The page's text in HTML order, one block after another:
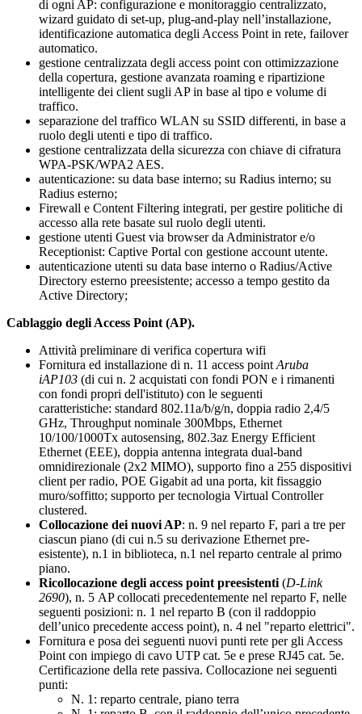
di ogni AP: configurazione e monitoraggio centralizzato,
wizard guidato di set-up, plug-and-play nell’installazione,
identificazione automatica degli Access Point in rete, failover
automatico.
gestione centralizzata degli access point con ottimizzazione
della copertura, gestione avanzata roaming e ripartizione
intelligente dei client sugli AP in base al tipo e volume di
traffico.
separazione del traffico WLAN su SSID differenti, in base a
ruolo degli utenti e tipo di traffico.
gestione centralizzata della sicurezza con chiave di cifratura
WPA-PSK/WPA2 AES.
autenticazione: su data base interno; su Radius interno; su
Radius esterno;
Firewall e Content Filtering integrati, per gestire politiche di
accesso alla rete basate sul ruolo degli utenti.
gestione utenti Guest via browser da Administrator e/o
Receptionist: Captive Portal con gestione account utente.
autenticazione utenti su data base interno o Radius/Active
Directory esterno preesistente; accesso a tempo gestito da
Active Directory;
Cablaggio degli Access Point (AP).
Attività preliminare di verifica copertura wifi
Fornitura ed installazione di n. 11 access pointAruba
iAP103 (di cui n. 2 acquistati con fondi PON e i rimanenti
con fondi propri dell'istituto) con le seguenti
caratteristiche: standard 802.11a/b/g/n, doppia radio 2,4/5
GHz, Throughput nominale 300Mbps, Ethernet
10/100/1000Tx autosensing, 802.3az Energy Efficient
Ethernet (EEE), doppia antenna integrata dual-band
omnidirezionale (2x2 MIMO), supporto fino a 255 dispositivi
client per radio, POE Gigabit ad una porta, kit fissaggio
muro/soffitto; supporto per tecnologia Virtual Controller
clustered.
Collocazione dei nuovi AP: n. 9 nel reparto F, pari a tre per
ciascun piano (di cui n.5 su derivazione Ethernet pre-
esistente), n.1 in biblioteca, n.1 nel reparto centrale al primo
piano.
Ricollocazione degli access point preesistenti(D-Link
2690), n. 5 AP collocati precedentemente nel reparto F, nelle
seguenti posizioni: n. 1 nel reparto B (con il raddoppio
dell’unico precedente access point), n. 4 nel "reparto elettrici".
Fornitura e posa dei seguenti nuovi punti rete per gli Access
Point con impiego di cavo UTP cat. 5e e prese RJ45 cat. 5e.
Certificazione della rete passiva. Collocazione nei seguenti
punti:
N. 1: reparto centrale, piano terra